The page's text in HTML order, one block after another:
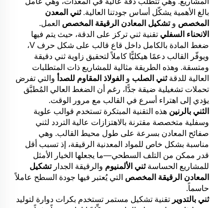
بالغ الأهمية يشكّل أساس جودتنا العالية.ثني المعدن
المخصص وتشكيل المعادن الرقيقة المخصص العمل.
الانحناء السفلي تقنية ثني تركز على الدقة، حيث يتم فيها
ضغط المادة بالكامل داخل قاع قالب على شكل حرف V،
ويوفّر القالب دعمًا هيكليًّا كاملاً لتحقيق زاوية ثني دقيقة
ومتسقة. وهذه الطريقة مثالية للمشاريع ذات المتطلبات
العالية للدقةثني الصلب و الفولاذ المقاوم للصدأ والتي تفرض
تحملات تشغيلية ضيقة جدًّا، رغم أن الضغط العالي المُطبَّق
يؤدي إلى اهتراء أسرع في القالب مع مرور الوقت.
الثني بالرنين هذه التقنية المبتكرة تستخدم قوالب علوية
وسفلية متخصصة مقترنة بالاهتزازات عالية التردد لثني
صفائح المعادن بسرعة على طول محيط القالب. وهي
مناسبة بشكل خاص للمواد المعدنية الرقيقة، إذ تسبب أقل
قدر ممكن من التلف السطحي—ما يجعلها الخيار الأمثل
للمشاريع الحساسةثني الألمنيوم والرقيقة الجدارتشكيل
المعادن الرقيقة المخصص التي يُعتبر فيها جودة السطح عاملاً
حاسماً.
ثني بالتدوير تقنية تشكيل مستمر تستخدم بكرات دوارة لتوليد